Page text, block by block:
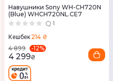
Навушники Sony WH-CH720N
(Blue) WHCH720NL.CE7
1
Кешбек 214 ₴
4 899
-12%
4 299₴